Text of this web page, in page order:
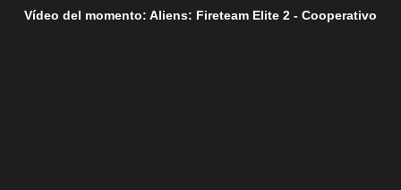
Vídeo del momento: Aliens: Fireteam Elite 2 - Cooperativo